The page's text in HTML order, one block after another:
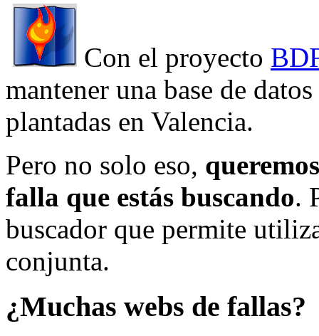
Con el proyecto
mantener una base de
plantadas en Valencia.
Pero no solo eso,
falla que estás buscando.
buscador que permite
conjunta.
¿Muchas webs de fallas?